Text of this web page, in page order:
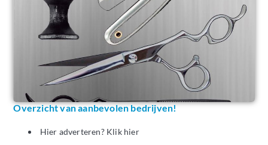
Overzicht van aanbevolen bedrijven!
Hier adverteren? Klik hier